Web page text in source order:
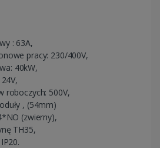
: 63A,
pracy: 230/400V,
40kW,
roboczych: 500V,
, (54mm)
(zwierny),
TH35,